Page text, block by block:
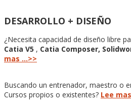
DESARROLLO + DISEÑO
¿Necesita capacidad de diseño libre
Catia V5 , Catia Composer,
mas …>>
Buscando un entrenador, maestro o
Cursos propios o existentes? Lee